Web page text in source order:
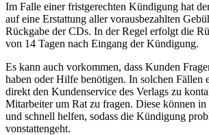
Im Falle einer fristgerechten Kündigung hat
auf eine Erstattung aller vorausbezahlten
Rückgabe der CDs. In der Regel erfolgt die
von 14 Tagen nach Eingang der Kündigung.
Es kann auch vorkommen, dass Kunden
haben oder Hilfe benötigen. In solchen Fällen
direkt den Kundenservice des Verlags zu
Mitarbeiter um Rat zu fragen. Diese können in
und schnell helfen, sodass die Kündigung
vonstattengeht.